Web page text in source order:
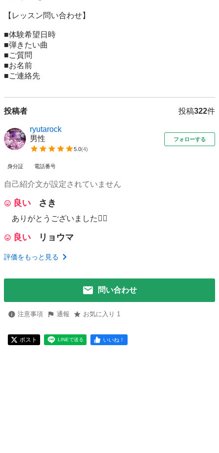
【レッスン問い合わせ】
■体験希望日時
■弾きたい曲
■ご質問
■お名前
■ご連絡先
投稿者 投稿322件
ryutarock
男性
5.0(4)
フォローする
身分証 電話番号
自己紹介文が設定されていません
良い さき
ありがとうございました🙇‍♀️
良い リョウマ
評価をもっと見る
問い合わせ
注意事項 通報 お気に入り 1
ポスト LINEで送る いいね！